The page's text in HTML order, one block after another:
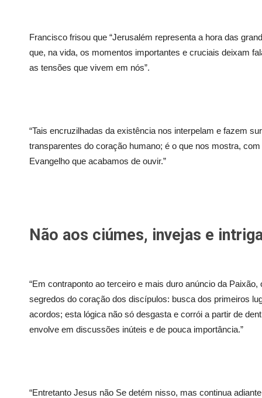
Francisco frisou que “Jerusalém representa a hora das
que, na vida, os momentos importantes e cruciais deixam
as tensões que vivem em nós”.
“Tais encruzilhadas da existência nos interpelam e fazem
transparentes do coração humano; é o que nos mostra,
Evangelho que acabamos de ouvir.”
Não aos ciúmes, invejas e
“Em contraponto ao terceiro e mais duro anúncio da
segredos do coração dos discípulos: busca dos primeiros
acordos; esta lógica não só desgasta e corrói a partir de
envolve em discussões inúteis e de pouca importância.”
“Entretanto Jesus não Se detém nisso, mas continua